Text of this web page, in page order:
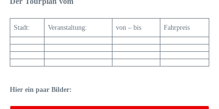
Stadt: Veranstaltung: von – bis Fahrpreis
Hier ein paar Bilder: